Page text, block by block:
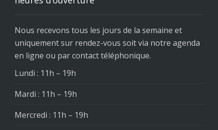
Nous recevons tous les jours de la semaine et
uniquement sur rendez-vous soit via notre agenda
en ligne ou par contact téléphonique.
Lundi : 11h – 19h
Mardi : 11h – 19h
Mercredi : 11h – 19h